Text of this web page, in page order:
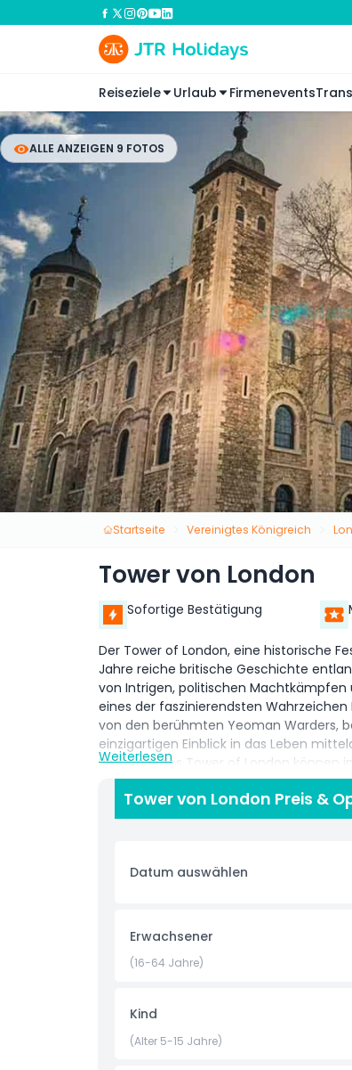
Reiseziele Urlaub Firmenevents
ALLE ANZEIGEN 9 FOTOS
Startseite Vereinigtes Königreich
Tower von London
Sofortige Bestätigung
Der Tower of London, eine historische
Jahre reiche britische Geschichte
von Intrigen, politischen
eines der faszinierendsten
von den berühmten Yeoman Warders,
einzigartigen Einblick in das Leben
Besucher des Tower of London können
während sie diese weltberühmte
geschichtsträchtigen Gelände, wo Sie
historischer Bedeutung wandeln
Inklusivleistungen
Richtlinie für Kinder und Erwachsene
Weiterlesen
Tower von London Preis &
Datum auswählen
Erwachsener
(16-64 Jahre)
Kind
(Alter 5-15 Jahre)